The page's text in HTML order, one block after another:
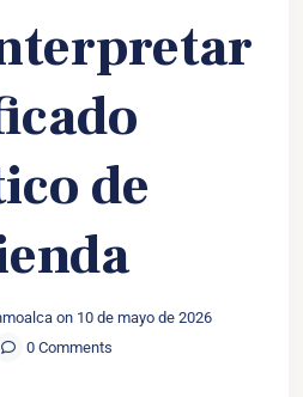
de
on 10 de mayo de 2026
0 Comments